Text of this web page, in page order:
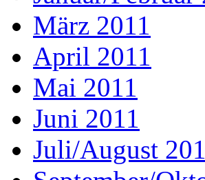
März 2011
April 2011
Mai 2011
Juni 2011
Juli/August